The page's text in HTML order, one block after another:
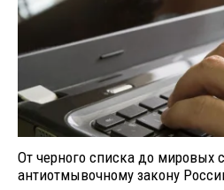
От черного списка до мировых
антиотмывочному закону